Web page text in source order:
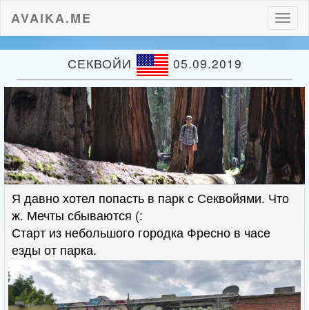
AVAIKA.ME
СЕКВОЙИ 05.09.2019
Я давно хотел попасть в парк с Секвойями. Что
ж. Мечты сбываются (:
Старт из небольшого городка Фресно в часе
езды от парка.